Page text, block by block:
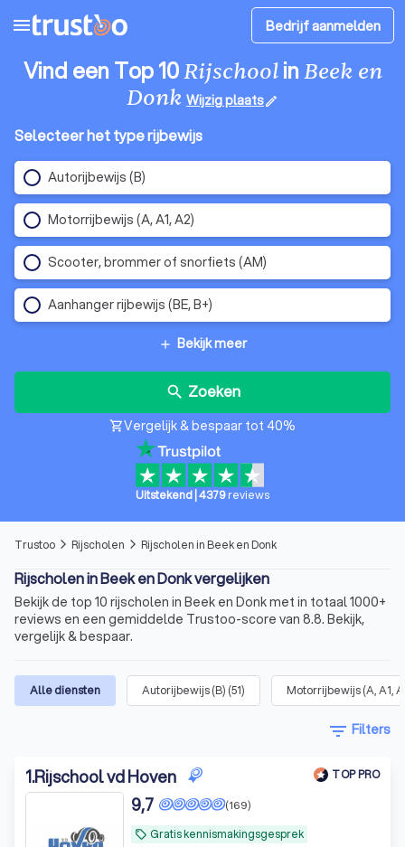
menu Bedrijf aanmelden
Vind een Top 10RijschoolinBeek en
Donk Wijzig plaatsedit
Selecteer het type rijbewijs
Autorijbewijs (B)
Motorrijbewijs (A, A1, A2)
Scooter, brommer of snorfiets (AM)
Aanhanger rijbewijs (BE, B+)
add Bekijk meer
search Zoeken
shopping_cartVergelijk & bespaar tot 40%
Uitstekend 4379reviews
Trustoo arrow_forward_ios Rijscholen arrow_forward_ios Rijscholen in Beek en Donk
Rijscholen in Beek en Donk vergelijken
Bekijk de top 10 rijscholen in Beek en Donk met in totaal 1000+
reviews en een gemiddelde Trustoo-score van 8.8. Bekijk,
vergelijk & bespaar.
Alle diensten Autorijbewijs (B) (51) Motorrijbewijs (A, A1,
filter_list Filters
1.Rijschool vd Hoven TOP PRO
local_offer Gratis kennismakingsgesprek
(169)
9,7